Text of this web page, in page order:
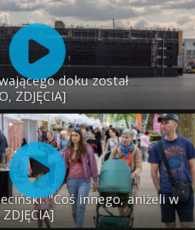
doku został
ZDJĘCIA]
"Coś innego, aniżeli w